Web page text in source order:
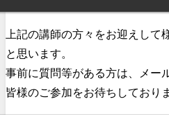
上記の講師の方々をお迎えし
と思います。
事前に質問等がある方は、メー
皆様のご参加をお待ちしており